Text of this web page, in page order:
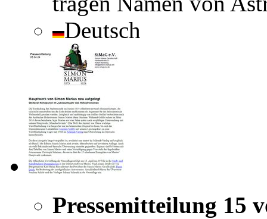
Deutsch
Pressemitteilung 15